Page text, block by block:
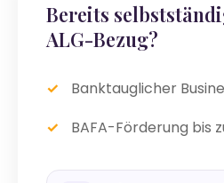
Bereits
ALG-Bezug?
Banktauglicher
BAFA-Förderung bis